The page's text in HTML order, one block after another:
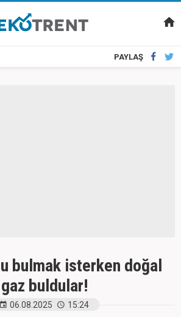
PAYLAŞ
bulmak isterken doğal
gaz buldular!
06.08.2025 15:24